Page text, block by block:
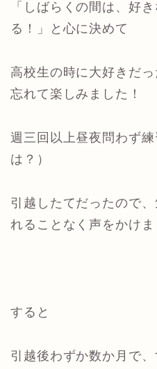
「しばらくの間は、好
る！」と心に決めて
高校生の時に大好きだ
忘れて楽しみました！
週三回以上昼夜問わず
は？）
引越したてだったので
れることなく声をかけま
すると
引越後わずか数か月で